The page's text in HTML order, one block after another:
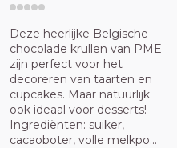
Deze heerlijke Belgische
chocolade krullen van PME
zijn perfect voor het
decoreren van taarten en
cupcakes. Maar natuurlijk
ook ideaal voor desserts!
Ingrediënten: suiker,
cacaoboter, volle melkpo...